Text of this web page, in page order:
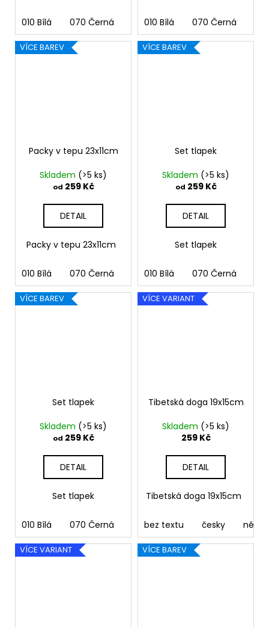
010 Bílá 070 Černá 090 Stříbrná 091 Zlatá
010 Bílá 070 Černá
VÍCE BAREV
Packy v tepu 23x11cm
Skladem (>5 ks)
od 259 Kč
DETAIL
Packy v tepu 23x11cm
010 Bílá 070 Černá 090 Stříbrná 091 Zlatá
VÍCE BAREV
Set tlapek
Skladem (>5 ks)
od 259 Kč
DETAIL
Set tlapek
010 Bílá 070 Černá
VÍCE BAREV
Set tlapek
Skladem (>5 ks)
od 259 Kč
DETAIL
Set tlapek
010 Bílá 070 Černá 090 Stříbrná 091 Zlatá
VÍCE VARIANT
Tibetská doga 19x15cm
Skladem (>5 ks)
259 Kč
DETAIL
Tibetská doga 19x15cm
bez textu česky
VÍCE VARIANT VÍCE BAREV